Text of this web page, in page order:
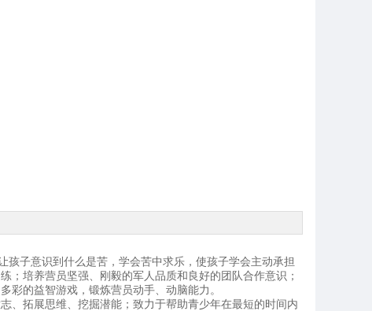
孩子意识到什么是苦，学会苦中求乐，使孩子学会主动承担
培养营员坚强、刚毅的军人品质和良好的团队合作意识；
彩的益智游戏，锻炼营员动手、动脑能力。
、拓展思维、挖掘潜能；致力于帮助青少年在最短的时间内